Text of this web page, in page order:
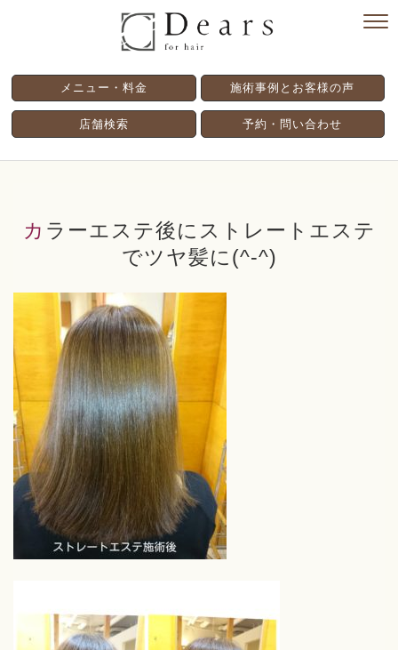
メニュー・料金 施術事例とお客様の声
店舗検索 予約・問い合わせ
カラーエステ後にストレートエステ
でツヤ髪に(^-^)